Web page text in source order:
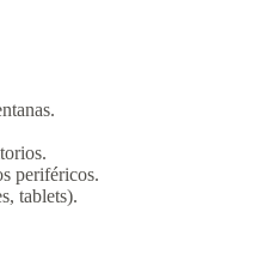
periféricos.
tablets).